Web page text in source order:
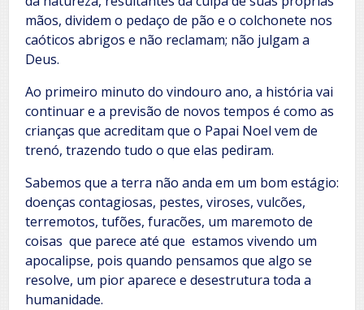
mãos, dividem o pedaço de pão e o colchonete nos
caóticos abrigos e não reclamam; não julgam a
Deus.
Ao primeiro minuto do vindouro ano, a história vai
continuar e a previsão de novos tempos é como as
crianças que acreditam que o Papai Noel vem de
trenó, trazendo tudo o que elas pediram.
Sabemos que a terra não anda em um bom estágio:
doenças contagiosas, pestes, viroses, vulcões,
terremotos, tufões, furacões, um maremoto de
coisas que parece até que estamos vivendo um
apocalipse, pois quando pensamos que algo se
resolve, um pior aparece e desestrutura toda a
humanidade.